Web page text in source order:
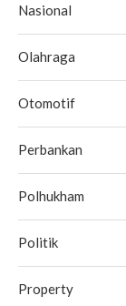
Nasional
Olahraga
Otomotif
Perbankan
Polhukham
Politik
Property